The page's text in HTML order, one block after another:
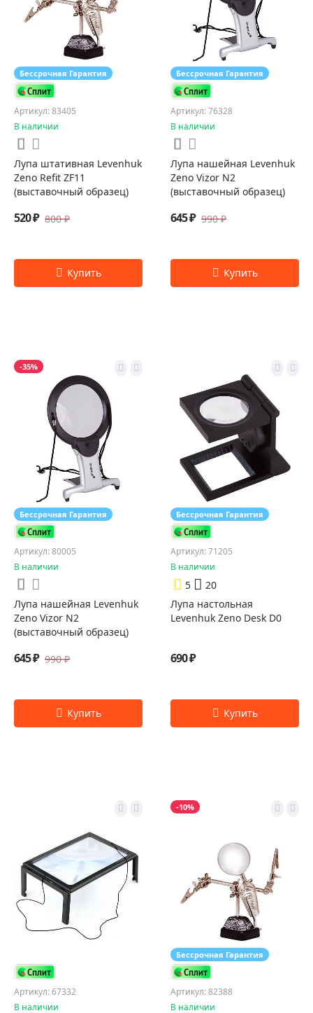
Бессрочная Гарантия
Артикул: 83405
В наличии
Лупа штативная Levenhuk
Zeno Refit ZF11
(выставочный образец)
520 ₽ 800 ₽
Бессрочная Гарантия
Артикул: 76328
В наличии
Лупа нашейная Levenhuk
Zeno Vizor N2
(выставочный образец)
645 ₽ 990 ₽
-35%
Бессрочная Гарантия
Артикул: 80005
В наличии
Лупа нашейная Levenhuk
Zeno Vizor N2
(выставочный образец)
645 ₽ 990 ₽
Бессрочная Гарантия
Артикул: 71205
В наличии
5
20
Лупа настольная
Levenhuk Zeno Desk D0
690 ₽
Артикул: 67332
В наличии
-10%
Бессрочная Гарантия
Артикул: 82388
В наличии